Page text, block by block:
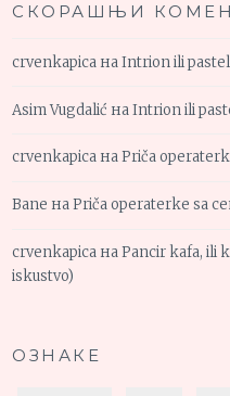
СКОРАШЊИ
crvenkapica наIntrion ili
Asim Vugdalić наIntrion ili
crvenkapica наPriča
Bane наPriča operaterke sa
crvenkapica наPancir kafa, ili
iskustvo)
ОЗНАКЕ